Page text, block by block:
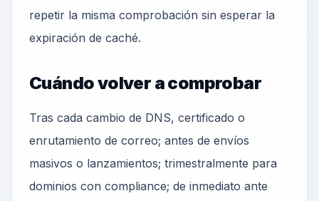
repetir la misma comprobación sin esperar la
expiración de caché.
Cuándo volver a comprobar
Tras cada cambio de DNS, certificado o
enrutamiento de correo; antes de envíos
masivos o lanzamientos; trimestralmente para
dominios con compliance; de inmediato ante